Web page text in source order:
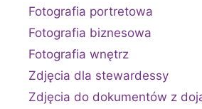
Fotografia portretowa
Fotografia biznesowa
Fotografia wnętrz
Zdjęcia dla stewardessy
Zdjęcia do dokumentów z